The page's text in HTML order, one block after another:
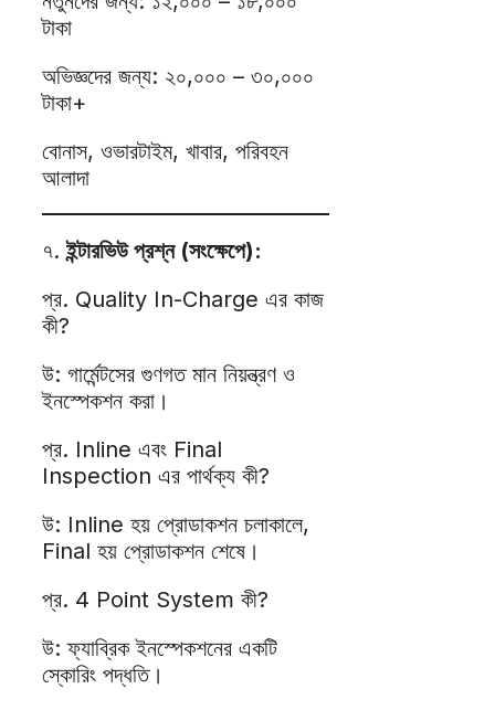
টাকা
অভিজ্ঞদের জন্য: ২০,০০০ – ৩০,০০০
টাকা+
বোনাস, ওভারটাইম, খাবার, পরিবহন
আলাদা
৭.ইন্টারভিউ প্রশ্ন (সংক্ষেপে):
প্র. Quality In-Charge এর কাজ
কী?
উ: গার্মেন্টসের গুণগত মান নিয়ন্ত্রণ ও
ইনস্পেকশন করা।
প্র. Inline এবং Final
Inspection এর পার্থক্য কী?
উ: Inline হয় প্রোডাকশন চলাকালে,
Final হয় প্রোডাকশন শেষে।
প্র. 4 Point System কী?
উ: ফ্যাব্রিক ইনস্পেকশনের একটি
স্কোরিং পদ্ধতি।